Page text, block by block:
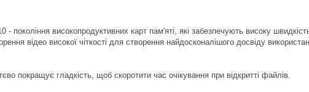
покоління високопродуктивних карт пам'яті, які забезпечують високу
відео високої чіткості для створення найдосконалішого досвіду
покращує гладкість, щоб скоротити час очікування при відкритті файлів.